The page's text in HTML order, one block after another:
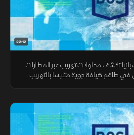
22:12
تكشف محاولات تهريب عبر المطارات
طاقم ضيافة جوية متلبسا بالتهريب،